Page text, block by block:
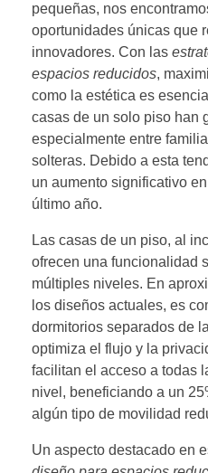
pequeñas, nos
oportunidades únicas que
innovadores. Con las
espacios reducidos,
como la estética es
casas de un solo piso han
especialmente entre
solteras. Debido a esta
un aumento significativo
último año.
Las casas de un piso, al
ofrecen una funcionalidad
múltiples niveles. En
los diseños actuales, es
dormitorios separados de
optimiza el flujo y la
facilitan el acceso a todas
nivel, beneficiando a un
algún tipo de movilidad
Un aspecto destacado en